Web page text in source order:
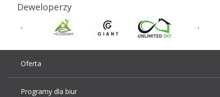
Deweloperzy
Oferta
Programy dla biur